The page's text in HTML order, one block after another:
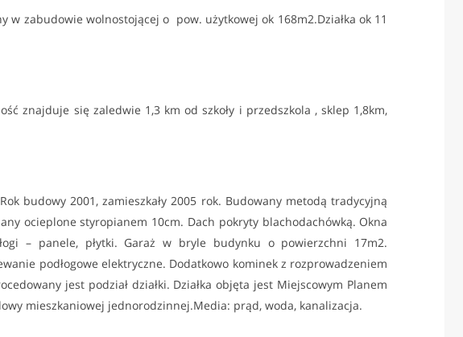
zabudowie wolnostojącej o pow. użytkowej ok 168m2.Działka ok 11
znajduje się zaledwie 1,3 km od szkoły i przedszkola , sklep 1,8km,
budowy 2001, zamieszkały 2005 rok. Budowany metodą tradycyjną
ocieplone styropianem 10cm. Dach pokryty blachodachówką. Okna
– panele, płytki. Garaż w bryle budynku o powierzchni 17m2.
podłogowe elektryczne. Dodatkowo kominek z rozprowadzeniem
jest podział działki. Działka objęta jest Miejscowym Planem
mieszkaniowej jednorodzinnej.Media: prąd, woda, kanalizacja.